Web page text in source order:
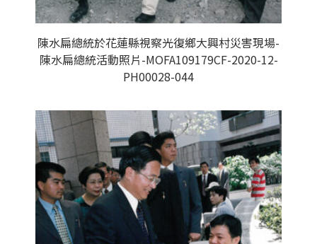
陳水扁總統於花蓮縣視察光復鄉大興村災害現場-
陳水扁總統活動照片-MOFA109179CF-2020-12-
PH00028-044